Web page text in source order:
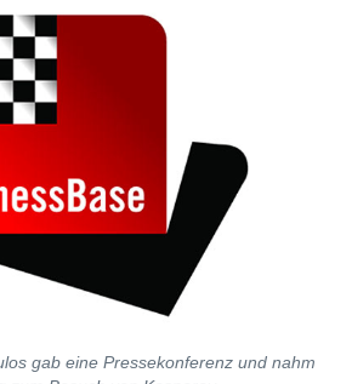
gab eine Pressekonferenz und nahm